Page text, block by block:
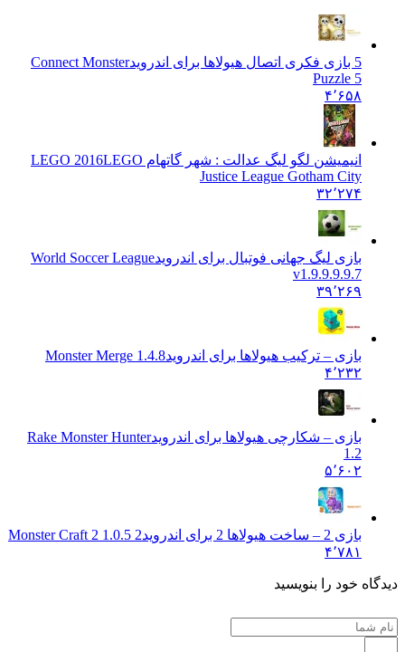
Connect Monster
Puzzle 5
انیمیشن لگو لیگ عدالت : شهر گاتهام LEGO 2016 LEGO
Justice League Gotham City
۳۲٬۲۷۴
بازی لیگ جهانی فوتبال برای اندروید World Soccer League
v1.9.9.9.9.7
۳۹٬۲۶۹
بازی – ترکیب هیولاها برای اندروید Monster Merge 1.4.8
بازی – شکارچی هیولاها برای اندروید Rake Monster Hunter
Monster Craft 2 1.0.5 2
خود را بنویسید